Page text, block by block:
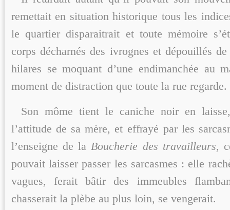
remettait en situation historique tous les
le quartier disparaitrait et toute mémoire
corps décharnés des ivrognes et dépouillés
hilares se moquant d’une endimanchée au
moment de distraction que toute la rue regarde.
Son môme tient le caniche noir en
l’attitude de sa mère, et effrayé par les
l’enseigne de la Boucherie des travailleurs,
pouvait laisser passer les sarcasmes : elle
vagues, ferait bâtir des immeubles
chasserait la plèbe au plus loin, se vengerait.